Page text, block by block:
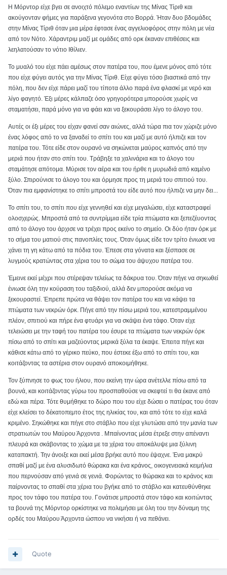
Η Μόρντορ είχε βγει σε ανοιχτό πόλεμο εναντίων της Μίνας Τίριθ και
ακούγονταν φήμες για παράξενα γεγονότα στο Βορρά. Ήταν δυο βδομάδες
στην Μίνας Τίριθ όταν μια μέρα έφτασε ένας αγγελιοφόρος στην πόλη με νέα
από τον Νότο. Χάραντριμ μαζί με ομάδες από ορκ έκαναν επιθέσεις και
λεηλατούσαν το νότιο Ιθίλιεν.
Το μυαλό του είχε πάει αμέσως στον πατέρα του, που έμενε μόνος από τότε
που είχε φύγει αυτός για την Μίνας Τίριθ. Είχε φύγει τόσο βιαστικά από την
πόλη, που δεν είχε πάρει μαζί του τίποτα άλλο παρά ένα φλασκί με νερό και
λίγο φαγητό. Έξι μέρες κάλπαζε όσο γρηγορότερα μπορούσε χωρίς να
σταματήσει, παρά μόνο για να φάει και να ξεκουράσει λίγο το άλογο του.
Αυτές οι έξι μέρες του είχαν φανεί σαν αιώνες, αλλά τώρα πια τον χώριζε μόνο
ένας λόφος από το να ξαναδεί το σπίτι του και μαζί με αυτό ήλπιζε και τον
πατέρα του. Τότε είδε στον ουρανό να σηκώνεται μαύρος καπνός από την
μεριά που ήταν στο σπίτι του. Τράβηξε τα χαλινάρια και το άλογο του
σταμάτησε απότομα. Μύρισε τον αέρα και του ήρθε η μυρωδιά από καμένο
ξύλο. Σπιρούνισε το άλογο του και όρμησε προς τη μεριά του σπιτιού του.
Όταν πια εμφανίστηκε το σπίτι μπροστά του είδε αυτό που ήλπιζε να μην δει...
Το σπίτι του, το σπίτι που είχε γεννηθεί και είχε μεγαλώσει, είχε καταστραφεί
ολοσχερώς. Μπροστά από τα συντρίμμια είδε τρία πτώματα και ξεπεζέυοντας
από το άλογο του άρχισε να τρέχει προς εκείνο το σημείο. Οι δύο ήταν όρκ με
το σήμα του ματιού στις πανοπλίες τους. Όταν όμως είδε τον τρίτο ένιωσε να
χάνει τη γη κάτω από τα πόδια του. Έπεσε στα γόνατα και ξέσπασε σε
λυγμούς κρατώντας στα χέρια του το σώμα του άψυχου πατέρα του.
Έμεινε εκεί μέχρι που στέρεψαν τελείως τα δάκρυα του. Όταν πήγε να σηκωθεί
ένιωσε όλη την κούραση του ταξιδιού, αλλά δεν μπορούσε ακόμα να
ξεκουραστεί. Έπρεπε πρώτα να θάψει τον πατέρα του και να κάψει τα
πτώματα των νεκρών όρκ. Πήγε από την πίσω μεριά του, κατεστραμμένου
πλέον, σπιτιού και πήρε ένα φτυάρι για να σκάψει ένα τάφο. Όταν είχε
τελειώσει με την ταφή του πατέρα του έσυρε τα πτώματα των νεκρών όρκ
πίσω από το σπίτι και μαζεύοντας μερικά ξύλα τα έκαψε. Έπειτα πήγε και
κάθισε κάτω από το γέρικο πεύκο, που έστεκε έξω από το σπίτι του, και
κοιτάζοντας τα αστέρια στον ουρανό αποκοιμήθηκε.
Τον ξύπνησε το φως του ήλιου, που εκείνη την ώρα ανέτελλε πίσω από τα
βουνά, και κοιτάζοντας γύρω του προσπαθούσε να σκεφτεί τι θα έκανε από
εδώ και πέρα. Τότε θυμήθηκε το δώρο που του είχε δώσει ο πατέρας του όταν
είχε κλείσει το δέκατοπεμτο έτος της ηλικίας του, και από τότε το είχε καλά
κριμένο. Σηκώθηκε και πήγε στο στάβλο που είχε γλυτώσει από την μανία των
στρατιωτών του Μαύρου Άρχοντα . Μπαίνοντας μέσα έτρεξε στην απέναντι
πλευρά και σκάβοντας το χώμα με τα χέρια του αποκάλυψε μια ξύλινη
καταπακτή. Την άνοιξε και εκεί μέσα βρήκε αυτό που έψαχνε. Ένα μακρύ
σπαθί μαζί με ένα αλυσιδωτό θώρακα και ένα κράνος, οικογενειακά κειμήλια
που περνούσαν από γενιά σε γενιά. Φορώντας το θώρακα και το κράνος και
παίρνοντας το σπαθί στα χέρια του βγήκε από το στάβλο και κατευθύνθηκε
προς τον τάφο του πατέρα του. Γονάτισε μπροστά στον τάφο και κοιτώντας
τα βουνά της Μόρντορ ορκίστηκε να πολεμήσει με όλη του την δύναμη της
ορδές του Μαύρου Άρχοντα ώσπου να νικήσει ή να πεθάνει.
Quote